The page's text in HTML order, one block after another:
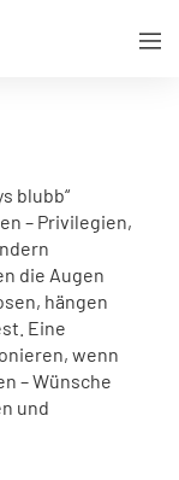
blubb“
– Privilegien,
die Augen
hängen
Eine
wenn
– Wünsche
und